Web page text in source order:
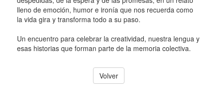
lleno de emoción, humor e ironía que nos recuerda como
la vida gira y transforma todo a su paso.
Un encuentro para celebrar la creatividad, nuestra lengua y
esas historias que forman parte de la memoria colectiva.
Volver